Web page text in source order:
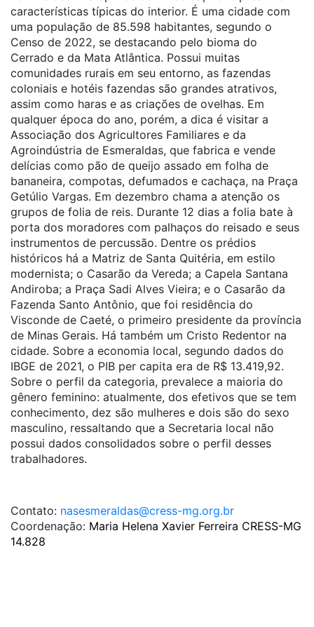
características típicas do interior. É uma cidade com
uma população de 85.598 habitantes, segundo o
Censo de 2022, se destacando pelo bioma do
Cerrado e da Mata Atlântica. Possui muitas
comunidades rurais em seu entorno, as fazendas
coloniais e hotéis fazendas são grandes atrativos,
assim como haras e as criações de ovelhas. Em
qualquer época do ano, porém, a dica é visitar a
Associação dos Agricultores Familiares e da
Agroindústria de Esmeraldas, que fabrica e vende
delícias como pão de queijo assado em folha de
bananeira, compotas, defumados e cachaça, na Praça
Getúlio Vargas. Em dezembro chama a atenção os
grupos de folia de reis. Durante 12 dias a folia bate à
porta dos moradores com palhaços do reisado e seus
instrumentos de percussão. Dentre os prédios
históricos há a Matriz de Santa Quitéria, em estilo
modernista; o Casarão da Vereda; a Capela Santana
Andiroba; a Praça Sadi Alves Vieira; e o Casarão da
Fazenda Santo Antônio, que foi residência do
Visconde de Caeté, o primeiro presidente da província
de Minas Gerais. Há também um Cristo Redentor na
cidade. Sobre a economia local, segundo dados do
IBGE de 2021, o PIB per capita era de R$ 13.419,92.
Sobre o perfil da categoria, prevalece a maioria do
gênero feminino: atualmente, dos efetivos que se tem
conhecimento, dez são mulheres e dois são do sexo
masculino, ressaltando que a Secretaria local não
possui dados consolidados sobre o perfil desses
trabalhadores.
Contato: nasesmeraldas@cress-mg.org.br
Coordenação: Maria Helena Xavier Ferreira CRESS-MG
14.828